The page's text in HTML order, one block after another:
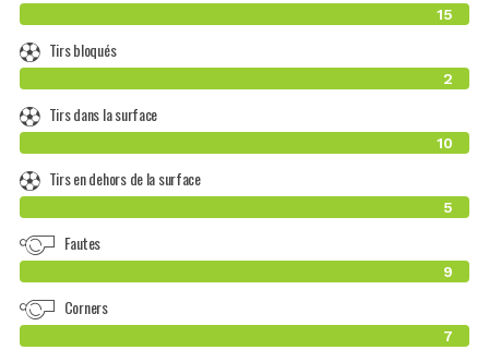
15
Tirs bloqués
2
Tirs dans la surface
10
Tirs en dehors de la surface
5
Fautes
9
Corners
7